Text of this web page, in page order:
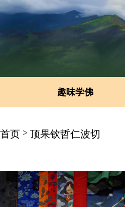
趣味学佛
首页 > 顶果钦哲仁波切